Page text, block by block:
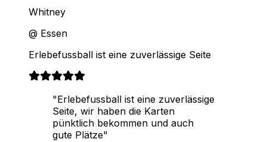
Whitney
@ Essen
Erlebefussball ist eine zuverlässige Seite
"Erlebefussball ist eine zuverlässige
Seite, wir haben die Karten
pünktlich bekommen und auch
gute Plätze"